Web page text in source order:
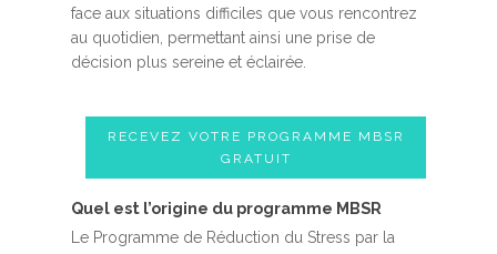
face aux situations difficiles que vous rencontrez
au quotidien, permettant ainsi une prise de
décision plus sereine et éclairée.
RECEVEZ VOTRE PROGRAMME MBSR
GRATUIT
Quel est l’origine du programme MBSR
Le Programme de Réduction du Stress par la